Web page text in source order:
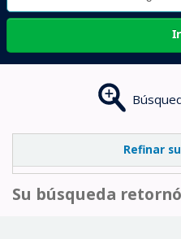
Ir
Refinar
Su búsqueda